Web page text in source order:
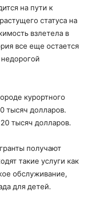
на пути к
статуса на
взлетела в
все еще остается
курортного
тысяч долларов.
тысяч долларов.
получают
такие услуги как
обслуживание,
для детей.